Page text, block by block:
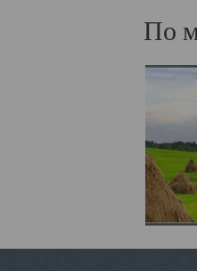
По